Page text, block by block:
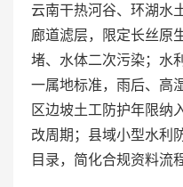
云南干热河谷、环湖水
廊道滤层，限定长丝原
堵、水体二次污染；水
一属地标准，雨后、高
区边坡土工防护年限纳
改周期；县域小型水利
目录，简化合规资料流程